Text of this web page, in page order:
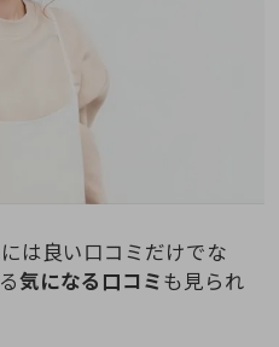
は良い口コミだけでな
気になる口コミも見られ